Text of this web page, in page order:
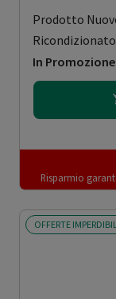
Prodotto
Ricondizionato
In Promozione
Risparmio
OFFERTE